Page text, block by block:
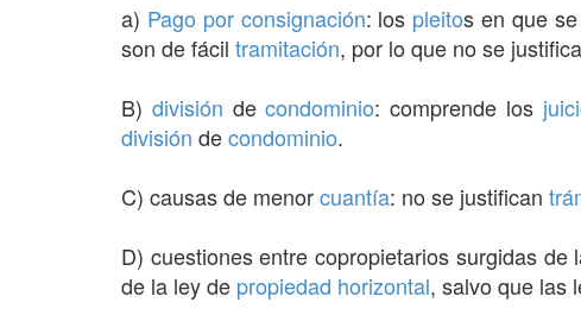
a) Pago por consignación: los pleitos en que
son de fácil tramitación, por lo que no se
B) división decondominio: comprende los
división decondominio.
C) causas de menorcuantía: no se justifican
D) cuestiones entre copropietarios surgidas de
de la ley de propiedad horizontal, salvo que las